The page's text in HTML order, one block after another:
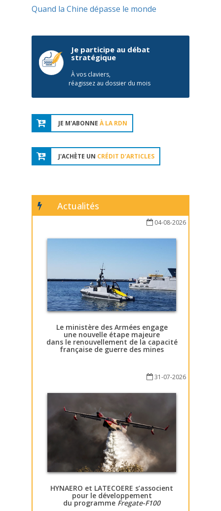
Quand la Chine dépasse le monde
Je participe au débat
stratégique
À vos claviers,
réagissez au dossier du mois
JE M'ABONNE À LA RDN
J'ACHÈTE UN CRÉDIT D'ARTICLES
Actualités
04-08-2026
Le ministère des Armées engage
une nouvelle étape majeure
dans le renouvellement de la capacité
française de guerre des mines
31-07-2026
HYNAERO et LATECOERE s’associent
pour le développement
du programme Fregate-F100